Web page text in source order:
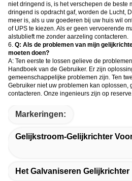
niet dringend is, is het verschepen de beste
dringend is opdracht gaf, worden de Lucht,
meer is, als u uw goederen bij uw huis wil
of UPS te kiezen. Als er geen vervoerende
alstublieft me zonder aarzeling contacteren.
6. Q: Als de problemen van mijn
moeten doen?
A: Ten eerste te lossen gelieve de
Handboek van de Gebruiker. Er zijn
gemeenschappelijke problemen zijn. Ten
Gebruiker niet uw problemen kan oplossen,
contacteren. Onze ingenieurs zijn op
Markeringen:
Gelijkstroom-Gelijkrichter
Het Galvaniseren Gelijkrichter